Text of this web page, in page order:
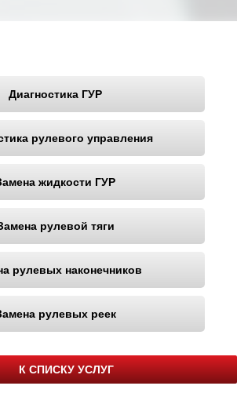
Диагностика ГУР
рулевого управления
жидкости ГУР
рулевой тяги
рулевых наконечников
рулевых реек
К СПИСКУ УСЛУГ